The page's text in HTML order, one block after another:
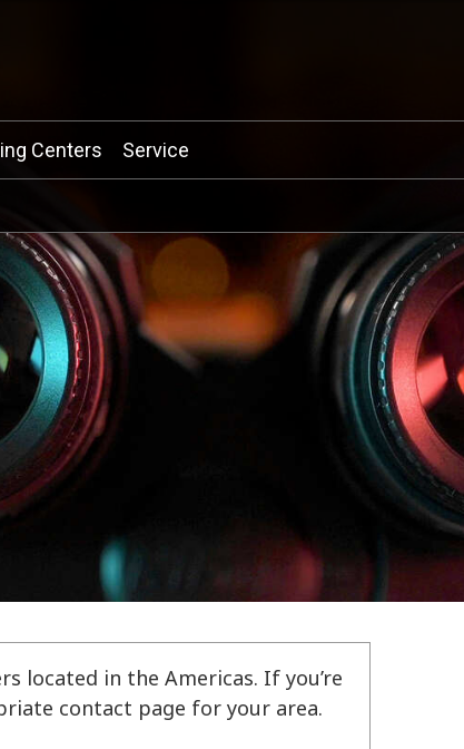
Centers Service
located in the Americas. If you’re
contact page for your area.